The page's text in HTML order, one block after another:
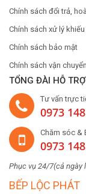
Chính sách đổi trả,
Chính sách xử lý
Chính sách bảo mật
Chính sách vận chuyển
TỔNG ĐÀI HỖ TRỢ
Tư vấn trực
0973
Chăm sóc &
0973
Phục vụ 24/7(cả ngày
BẾP LỘC PHÁT